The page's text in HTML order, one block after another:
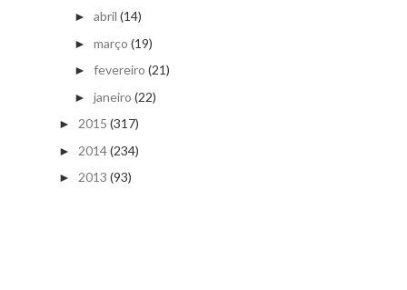
► abril (14)
► março (19)
► fevereiro (21)
► janeiro (22)
► 2015 (317)
► 2014(234)
► 2013 (93)